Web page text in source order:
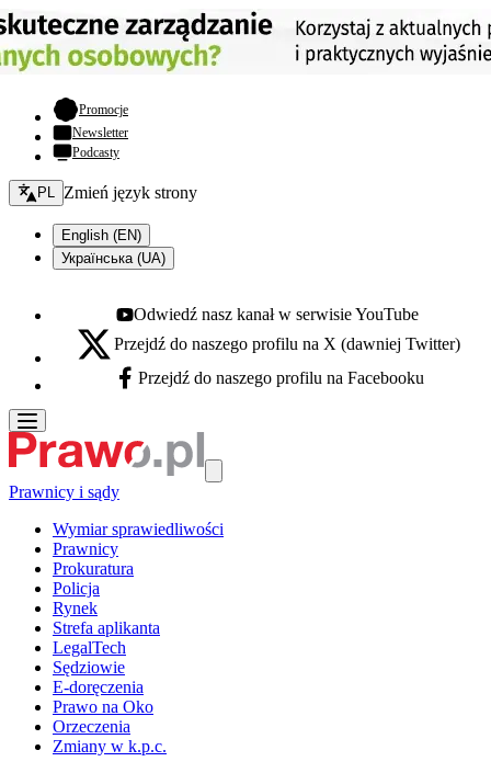
Promocje- otwiera się w nowej karcie
Newsletter
Podcasty
Zmień język - bieżący:
PL Zmień język strony
English (EN)
Українська (UA)
Youtube - otwiera się w nowej karcie
Odwiedź nasz kanał w serwisie YouTube
X - otwiera się w nowej karcie
Przejdź do naszego profilu na X (dawniej Twitter)
Facebook - otwiera się w nowej karcie
Przejdź do naszego profilu na Facebooku
Prawnicy i sądy
Wymiar sprawiedliwości
Prawnicy
Prokuratura
Policja
Rynek
Strefa aplikanta
LegalTech
Sędziowie
E-doręczenia
Prawo na Oko
Orzeczenia
Zmiany w k.p.c.